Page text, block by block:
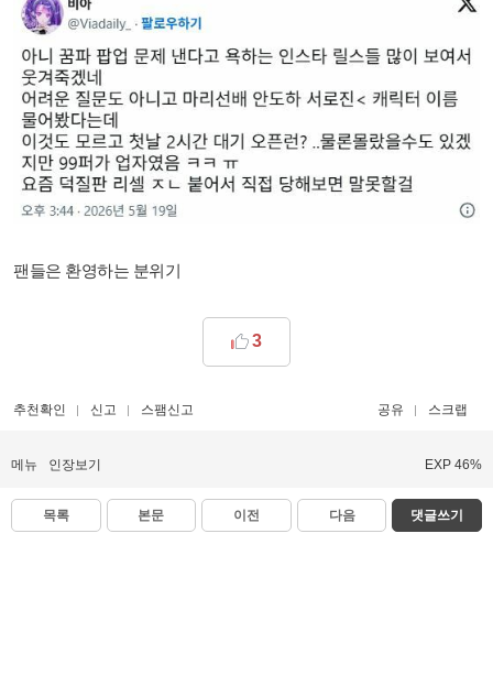
팬들은 환영하는 분위기 ​
3
추천확인 신고 스팸신고 공유 스크랩
메뉴 인장보기 EXP 46%
목록 본문 이전 다음 댓글쓰기